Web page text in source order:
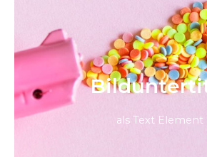
als Text Element